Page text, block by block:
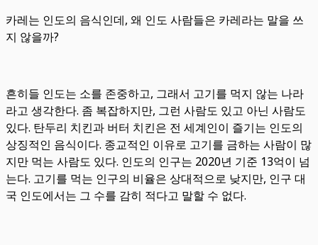
카레는 인도의 음식인데, 왜 인도 사람들은 카레라는 말을 쓰
지 않을까?
흔히들 인도는 소를 존중하고, 그래서 고기를 먹지 않는 나라
라고 생각한다. 좀 복잡하지만, 그런 사람도 있고 아닌 사람도
있다. 탄두리 치킨과 버터 치킨은 전 세계인이 즐기는 인도의
상징적인 음식이다. 종교적인 이유로 고기를 금하는 사람이 많
지만 먹는 사람도 있다. 인도의 인구는 2020년 기준 13억이 넘
는다. 고기를 먹는 인구의 비율은 상대적으로 낮지만, 인구 대
국 인도에서는 그 수를 감히 적다고 말할 수 없다.